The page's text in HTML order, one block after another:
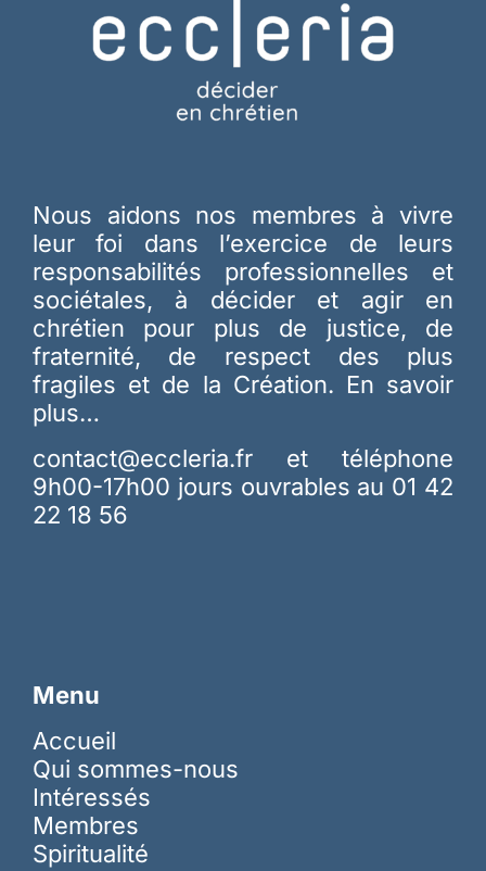
Nous aidons nos membres à vivre
leur foi dans l’exercice de leurs
responsabilités professionnelles et
sociétales, à décider et agir en
chrétien pour plus de justice, de
fraternité, de respect des plus
fragiles et de la Création. En savoir
plus…
contact@eccleria.fr et téléphone
9h00-17h00 jours ouvrables au 01 42
22 18 56
Menu
Accueil
Qui sommes-nous
Intéressés
Membres
Spiritualité